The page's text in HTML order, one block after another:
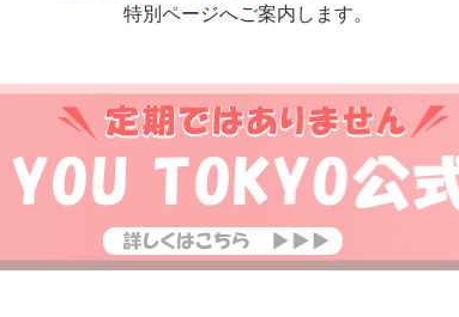
特別ページへご案内します。